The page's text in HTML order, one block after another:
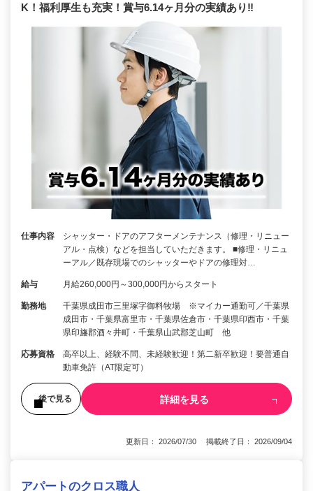
K！福利厚生も充実！賞与6.14ヶ月分の実績あり‼
仕事内容
シャッター・ドアのアフターメンテナンス（修理・リニュー
アル・点検）などを担当していただきます。 ■修理・リニュ
ーアル／既存現場でのシャッターやドアの修理対…
給与 月給260,000円～300,000円からスタート
勤務地
千葉県成田市三里塚字御料牧場 ※マイカー通勤可／千葉県
成田市・千葉県富里市・千葉県佐倉市・千葉県印西市・千葉
県印旛郡酒々井町・千葉県山武郡芝山町 他
応募資格
高卒以上、経験不問、未経験歓迎！第二新卒歓迎！要普通自
動車免許（AT限定可）
後で見る 詳細を見る
更新日： 2026/07/30 掲載終了日： 2026/09/04
アパートのクロス職人